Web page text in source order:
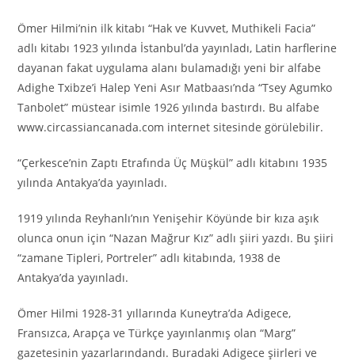
Ömer Hilmi’nin ilk kitabı “Hak ve Kuvvet, Muthikeli Facia”
adlı kitabı 1923 yılında İstanbul’da yayınladı, Latin harflerine
dayanan fakat uygulama alanı bulamadığı yeni bir alfabe
Adighe Txibze’i Halep Yeni Asır Matbaası’nda “Tsey Agumko
Tanbolet” müstear isimle 1926 yılında bastırdı. Bu alfabe
www.circassiancanada.com internet sitesinde görülebilir.
“Çerkesce’nin Zaptı Etrafında Üç Müşkül” adlı kitabını 1935
yılında Antakya’da yayınladı.
1919 yılında Reyhanlı’nın Yenişehir Köyünde bir kıza aşık
olunca onun için “Nazan Mağrur Kız” adlı şiiri yazdı. Bu şiiri
“zamane Tipleri, Portreler” adlı kitabında, 1938 de
Antakya’da yayınladı.
Ömer Hilmi 1928-31 yıllarında Kuneytra’da Adigece,
Fransızca, Arapça ve Türkçe yayınlanmış olan “Marg”
gazetesinin yazarlarındandı. Buradaki Adigece şiirleri ve